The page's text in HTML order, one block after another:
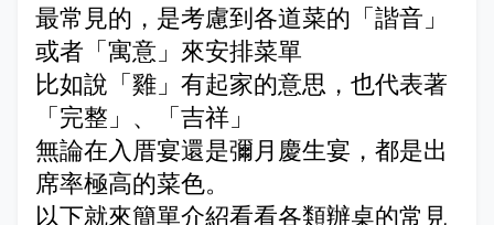
最常見的，是考慮到各道菜的「諧音」
或者「寓意」來安排菜單
比如說「雞」有起家的意思，也代表著
「完整」、「吉祥」
無論在入厝宴還是彌月慶生宴，都是出
席率極高的菜色。
以下就來簡單介紹看看各類辦桌的常見